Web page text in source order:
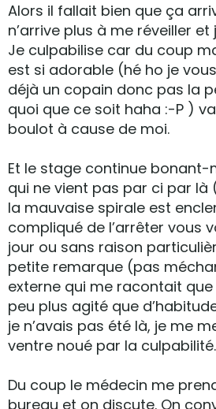
Alors il fallait bien que ça
n’arrive plus à me réveiller
Je culpabilise car du coup
est si adorable (hé ho je
déjà un copain donc pas la
quoi que ce soit haha :-P )
boulot à cause de moi.
Et le stage continue
qui ne vient pas par ci par là
la mauvaise spirale est
compliqué de l’arrêter vous
jour ou sans raison
petite remarque (pas
externe qui me racontait
peu plus agité que
je n’avais pas été là, je me
ventre noué par la culpabilité.
Du coup le médecin me
bureau et on discute. On